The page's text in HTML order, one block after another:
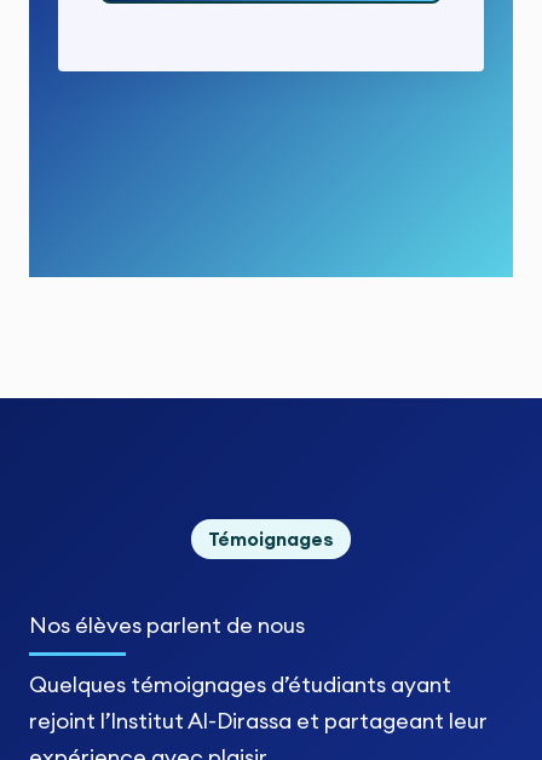
Témoignages
Nos élèves parlent de nous
Quelques témoignages d’étudiants ayant
rejoint l’Institut Al-Dirassa et partageant leur